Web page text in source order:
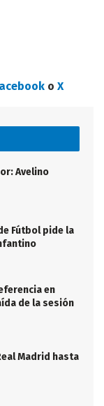
o X
Avelino
Fútbol pide la
en
de la sesión
Madrid hasta